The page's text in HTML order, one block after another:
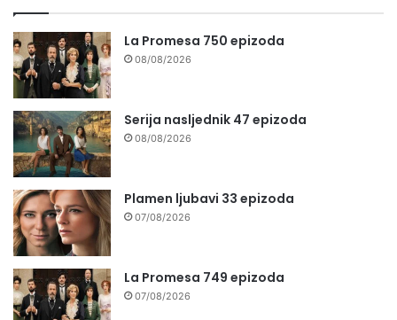
La Promesa 750 epizoda
08/08/2026
Serija nasljednik 47 epizoda
08/08/2026
Plamen ljubavi 33 epizoda
07/08/2026
La Promesa 749 epizoda
07/08/2026